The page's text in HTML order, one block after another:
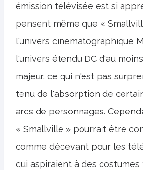
émission télévisée est si
pensent même que «
l'univers cinématographique
l'univers étendu DC d'au
majeur, ce qui n'est pas
tenu de l'absorption de
arcs de personnages.
« Smallville » pourrait être
comme décevant pour les
qui aspiraient à des costumes